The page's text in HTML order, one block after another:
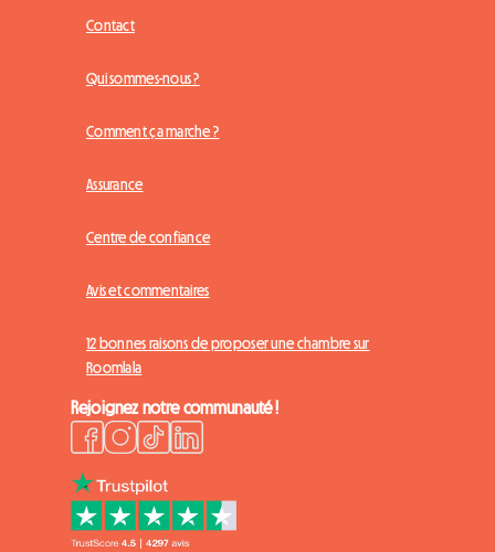
Contact
Qui sommes-nous ?
Comment ça marche ?
Assurance
Centre de confiance
Avis et commentaires
12 bonnes raisons de proposer une chambre sur
Roomlala
Rejoignez notre communauté !